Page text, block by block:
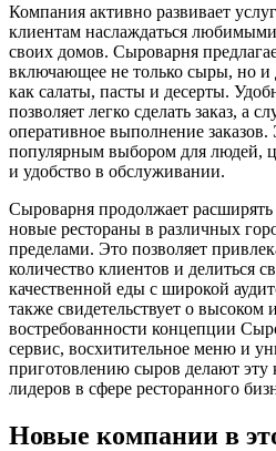
Компания активно развивает
клиентам наслаждаться
своих домов. Сыроварня
включающее не только сыры, но и
как салаты, пасты и десерты.
позволяет легко сделать заказ, а
оперативное выполнение
популярным выбором для людей,
и удобство в обслуживании.
Сыроварня продолжает
новые рестораны в различных
пределами. Это позволяет
количество клиентов и делиться
качественной еды с широкой
также свидетельствует о высоком
востребованности концепции
сервис, восхитительное меню и
приготовлению сыров делают
лидеров в сфере ресторанного
Новые компании в